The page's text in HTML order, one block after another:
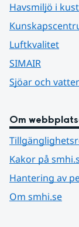
Havsmiljö i
Luftkvalitet
SIMAIR
Sjöar och
Om
Kakor på
Hantering av
Om smhi.se